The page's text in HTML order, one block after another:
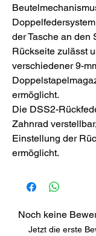
der Tasche an den
Rückseite zulässt
verschiedener 9-
ermöglicht.
Die DSS2-
Zahnrad
Einstellung der
ermöglicht.
Noch keine
Jetzt die erste